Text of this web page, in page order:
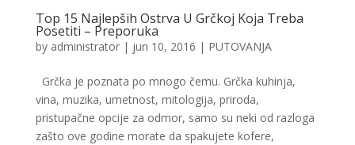
Top 15 Najlepših Ostrva U Grčkoj Koja Treba
Posetiti – Preporuka
by administrator| jun 10, 2016 | PUTOVANJA
Grčka je poznata po mnogo čemu. Grčka kuhinja,
vina, muzika, umetnost, mitologija, priroda,
pristupačne opcije za odmor, samo su neki od razloga
zašto ove godine morate da spakujete kofere,